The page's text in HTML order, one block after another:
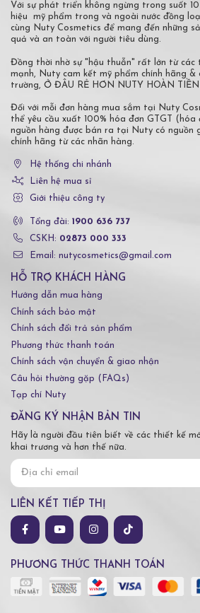
Với sự phát triển không ngừng trong suốt
hiệu mỹ phẩm trong và ngoài nước đồng
cùng Nuty Cosmetics để mang đến những
quả và an toàn với người tiêu dùng.
Đồng thời nhờ sự "hậu thuẫn" rất lớn từ các
mạnh, Nuty cam kết mỹ phẩm chính hãng
trường, Ở ĐÂU RẺ HƠN NUTY HOÀN
Đối với mỗi đơn hàng mua sắm tại Nuty
thể yêu cầu xuất 100% hóa đơn GTGT (hóa
nguồn hàng được bán ra tại Nuty có nguồn
chính hãng từ các nhãn hàng.
Hệ thống chi nhánh
Liên hệ mua sỉ
Giới thiệu công ty
Tổng đài: 1900 636 737
CSKH: 02873 000 333
Email: nutycosmetics@gmail.com
HỖ TRỢ KHÁCH HÀNG
Hướng dẫn mua hàng
Chính sách bảo mật
Chính sách đổi trả sản phẩm
Phương thức thanh toán
Chính sách vận chuyển & giao nhận
Câu hỏi thường gặp (FAQs)
Tạp chí Nuty
ĐĂNG KÝ NHẬN BẢN TIN
Hãy là người đầu tiên biết về các thiết kế
khai trương và hơn thế nữa.
LIÊN KẾT TIẾP THỊ
PHƯƠNG THỨC THANH TOÁN